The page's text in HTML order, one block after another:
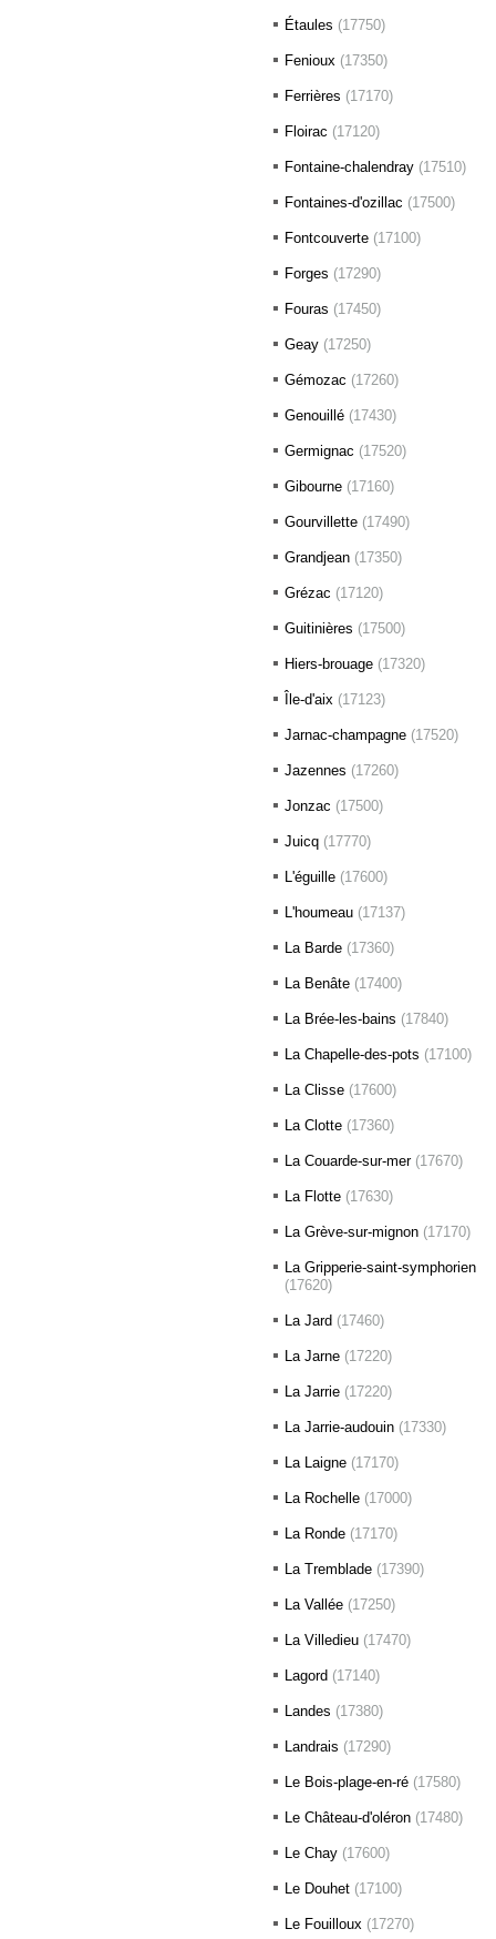
Étaules (17750)
Fenioux (17350)
Ferrières (17170)
Floirac (17120)
Fontaine-chalendray (17510)
Fontaines-d'ozillac (17500)
Fontcouverte (17100)
Forges (17290)
Fouras (17450)
Geay (17250)
Gémozac (17260)
Genouillé (17430)
Germignac (17520)
Gibourne (17160)
Gourvillette (17490)
Grandjean (17350)
Grézac (17120)
Guitinières (17500)
Hiers-brouage (17320)
Île-d'aix (17123)
Jarnac-champagne (17520)
Jazennes (17260)
Jonzac (17500)
Juicq (17770)
L'éguille (17600)
L'houmeau (17137)
La Barde (17360)
La Benâte (17400)
La Brée-les-bains (17840)
La Chapelle-des-pots (17100)
La Clisse (17600)
La Clotte (17360)
La Couarde-sur-mer (17670)
La Flotte (17630)
La Grève-sur-mignon (17170)
La Gripperie-saint-symphorien
(17620)
La Jard (17460)
La Jarne (17220)
La Jarrie (17220)
La Jarrie-audouin (17330)
La Laigne (17170)
La Rochelle (17000)
La Ronde (17170)
La Tremblade (17390)
La Vallée (17250)
La Villedieu (17470)
Lagord (17140)
Landes (17380)
Landrais (17290)
Le Bois-plage-en-ré (17580)
Le Château-d'oléron (17480)
Le Chay (17600)
Le Douhet (17100)
Le Fouilloux (17270)